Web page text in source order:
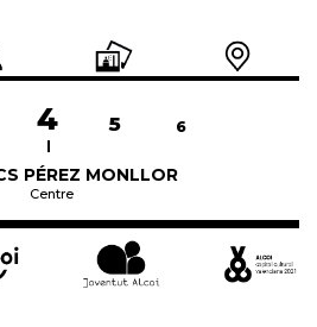
4 5 6
PÉREZ MONLLOR
Centre